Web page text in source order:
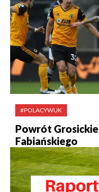
#POLACYWUK
Powrót
Fabiańskiego